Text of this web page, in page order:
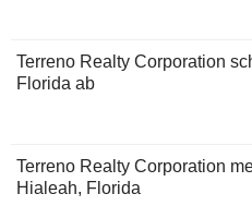
Terreno Realty Corporation
Florida ab
Terreno Realty Corporation
Hialeah, Florida